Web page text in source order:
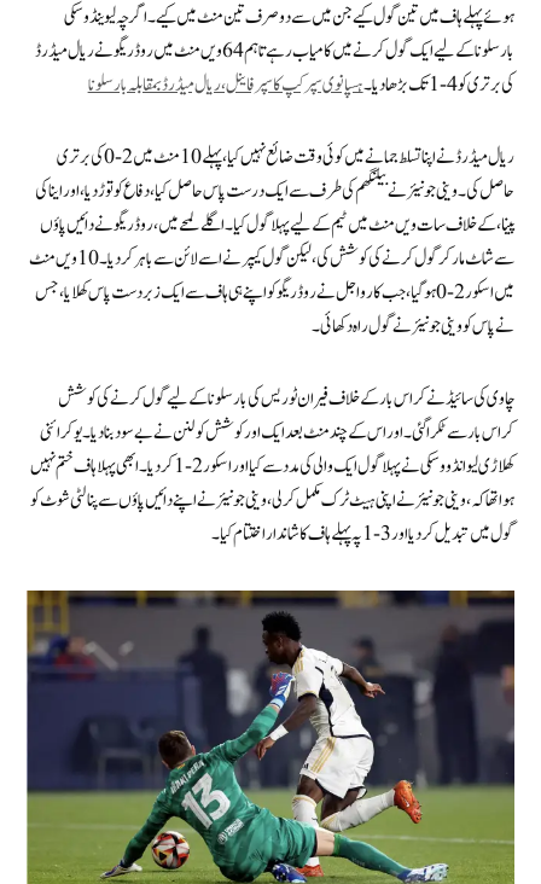
ہوئے پہلے ہاف میں تین گول کیے جن میں سے دو صرف تین منٹ میں کیے۔ اگرچہ لیوینڈوسکی
بارسلونا کے لیے ایک گول کرنے میں کامیاب رہے تاہم 64ویں منٹ میں روڈریگو نے ریال میڈرڈ
کی برتری کو 4-1 تک بڑھا دیا۔
ہسپانوی سپر کپ کا سپر فاینل، ریال میڈرڈ بمقابلہ بارسلونا
ریال میڈرڈ نے اپنا تسلط جمانے میں کوئی وقت ضائع نہیں کیا، پہلے 10 منٹ میں 2-0 کی برتری
حاصل کی۔ وینی جونیئر نے بیلنگھم کی طرف سے ایک درست پاس حاصل کیا، دفاع کو توڑ دیا، اور ایناکی
پینا، کے خلاف سات ویں منٹ میں ٹیم کے لیے پہلا گول کیا ۔ اگلے لمحے میں، روڈریگو نے دائیں پاؤں
سے شاٹ مار کر گول کرنے کی کوشش کی ، لیکن گول کیپر نے اسے لائن سے باہر کر دیا۔ 10ویں منٹ
میں اسکور 2-0 ہو گیا ،جب کارواجل نے روڈریگو کو اپنے ہی ہاف سے ایک زبردست پاس کھلایا، جس
نے پاس کو وینی جونیئر نے گول راہ دکھائی ۔
چاوی کی سائیڈ نے کراس بار کے خلاف فیران ٹوریس کی بارسلونا کے لیے گول کرنے کی کوشش
کراس بار سے ٹکرا گئی ۔اور اس کے چند منٹ بعد ایک اور کوشش کو لنن نے بے سود بنا دیا ۔ یوکرائنی
کھلاڑی لیوانڈووسکی نے پہلا گول ایک والی کی مدد سے کیا اور اسکو ر 2-1 کر دیا۔ ابھی پہلا ہاف ختم نہیں
ہوا تھا کہ ، وینی جونیئر نے اپنی ہیٹ ٹرک مکمل کر لی ،وینی جونیئر نے اپنے دائیں پاؤں سے پنالٹی شوٹ کو
گول میں تبدیل کردیا اور 3-1 پہ پہلے ہاف کا شاندار اختتام کیا ۔